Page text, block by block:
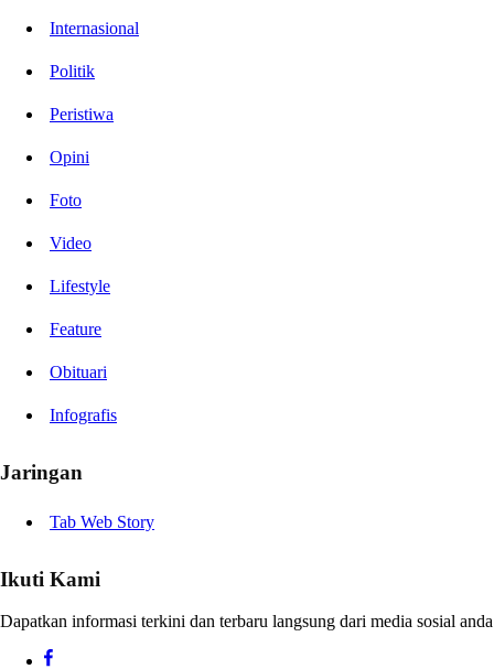
Internasional
Politik
Peristiwa
Opini
Foto
Video
Lifestyle
Feature
Obituari
Infografis
Jaringan
Tab Web Story
Ikuti Kami
Dapatkan informasi terkini dan terbaru langsung dari media sosial anda